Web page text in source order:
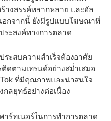
างสรรค์หลากหลาย และอัล
อกจากนี้ ยังมีรูปแบบโฆษณาที่
ระสงค์ทางการตลาด
ระสบความสำเร็จต้องอาศัย
ดตามเทรนด์อย่างสม่ำเสมอ
ที่มีคุณภาพและน่าสนใจ
กลยุทธ์อย่างต่อเนื่อง
าร์ทเนอร์ในการทำการตลาด